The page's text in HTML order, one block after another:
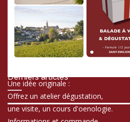
Une idée originale :
Offrez un atelier dégustation,
une visite, un cours d'oenologie.
Derniers articles